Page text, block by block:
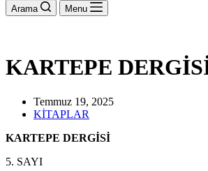
Arama Menu
KARTEPE
Temmuz 19, 2025
KİTAPLAR
KARTEPE DERGİSİ
5. SAYI